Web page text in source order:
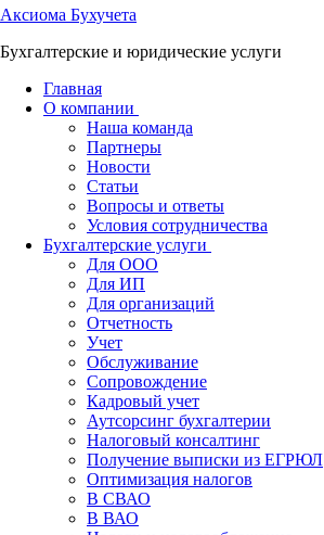
Аксиома Бухучета
Бухгалтерские и юридические услуги
Главная
О компании
Наша команда
Партнеры
Новости
Статьи
Вопросы и ответы
Условия сотрудничества
Бухгалтерские услуги
Для ООО
Для ИП
Для организаций
Отчетность
Учет
Обслуживание
Сопровождение
Кадровый учет
Аутсорсинг бухгалтерии
Налоговый консалтинг
Получение выписки из ЕГРЮЛ
Оптимизация налогов
В СВАО
В ВАО